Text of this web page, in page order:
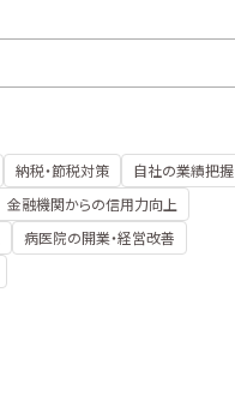
納税・節税対策
自社の業績把握
金融機関からの信用力向上
病医院の開業・経営改善